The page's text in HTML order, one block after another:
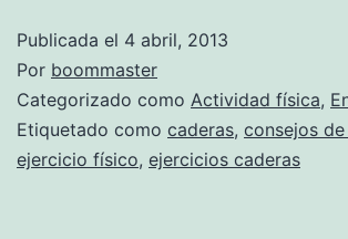
Publicada el 4 abril, 2013
Por boommaster
Categorizado como Actividad física,
Etiquetado como caderas, consejos
ejercicio físico, ejercicios caderas